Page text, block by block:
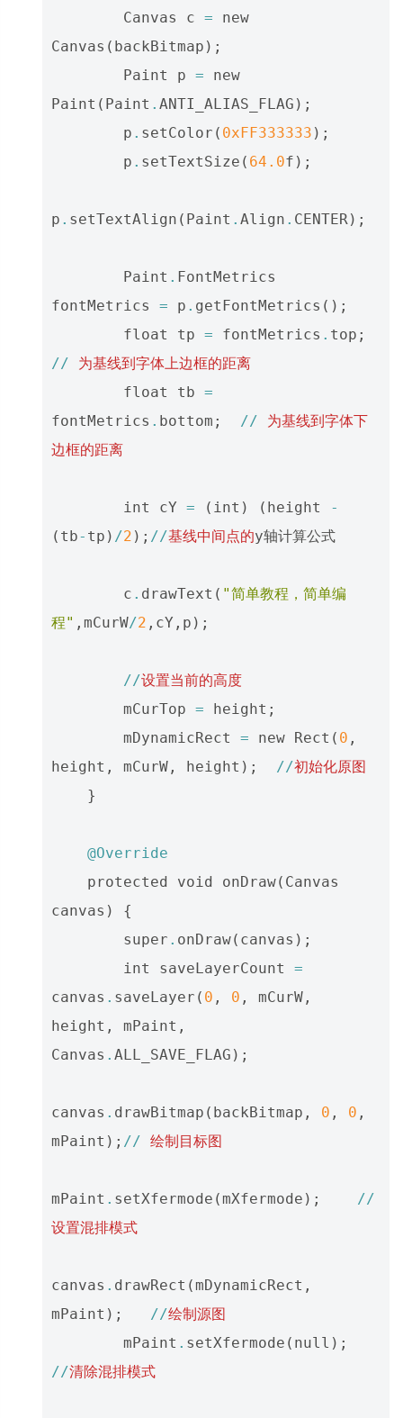
Canvas
c =
new
Canvas ( backBitmap );
Paint
p =
new
Paint ( Paint . ANTI_ALIAS_FLAG );
p . setColor ( 0xFF333333 );
p . setTextSize ( 64.0f );
p . setTextAlign ( Paint . Align . CENTER);
Paint . FontMetrics
fontMetrics
= p . getFontMetrics ();
float
tp = fontMetrics . top ;
//
为基线到字体上边框的距离
float
tb =
fontMetrics . bottom ; //
为基线到字体下
边框的距离
int cY = ( int ) ( height
-
( tb- tp ) /2 ); //基线中间点的y轴计算公式
c . drawText ( "简单教程，简单编
程" , mCurW/2 , cY , p );
//设置当前的高度
mCurTop = height ;
mDynamicRect
= new Rect ( 0 ,
height , mCurW , height ); //初始化原图
}
@Override
protected
void onDraw( Canvas
canvas )
{
super . onDraw( canvas );
int
saveLayerCount
=
canvas . saveLayer ( 0 , 0 , mCurW ,
height , mPaint ,
Canvas . ALL_SAVE_FLAG );
canvas . drawBitmap ( backBitmap , 0 , 0 ,
mPaint ); // 绘制目标图
mPaint . setXfermode (mXfermode );
//
设置混排模式
canvas . drawRect (mDynamicRect ,
mPaint ); //绘制源图
mPaint . setXfermode ( null );
//清除混排模式